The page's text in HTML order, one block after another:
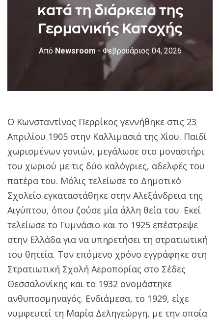
κατά τη διάρκεια της
Γερμανικής Κατοχής
ΑπόNewsroom - Φεβρουάριος 04, 2026
Ο Κωνσταντίνος Περρίκος γεννήθηκε στις 23
Απριλίου 1905 στην Καλλιμασιά της Χίου. Παιδί
χωρισμένων γονιών, μεγάλωσε στο μοναστήρι
του χωριού με τις δύο καλόγριες, αδελφές του
πατέρα του. Μόλις τελείωσε το Δημοτικό
Σχολείο εγκαταστάθηκε στην Αλεξάνδρεια της
Αιγύπτου, όπου ζούσε μία άλλη θεία του. Εκεί
τελείωσε το Γυμνάσιο και το 1925 επέστρεψε
στην Ελλάδα για να υπηρετήσει τη στρατιωτική
του θητεία. Τον επόμενο χρόνο εγγράφηκε στη
Στρατιωτική Σχολή Αεροπορίας στο Σέδες
Θεσσαλονίκης και το 1932 ονομάστηκε
ανθυποσμηναγός. Ενδιάμεσα, το 1929, είχε
νυμφευτεί τη Μαρία Δεληγεώργη, με την οποία